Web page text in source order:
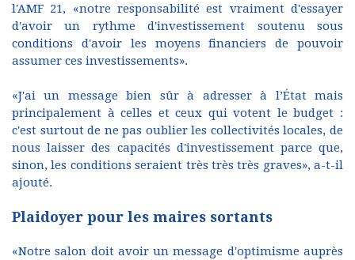
l'AMF 21, «notre responsabilité est vraiment d'essayer
d'avoir un rythme d'investissement soutenu sous
conditions d'avoir les moyens financiers de pouvoir
assumer ces investissements».
«J'ai un message bien sûr à adresser à l’État mais
principalement à celles et ceux qui votent le budget :
c'est surtout de ne pas oublier les collectivités locales, de
nous laisser des capacités d'investissement parce que,
sinon, les conditions seraient très très très graves», a-t-il
ajouté.
Plaidoyer pour les maires sortants
«Notre salon doit avoir un message d'optimisme auprès